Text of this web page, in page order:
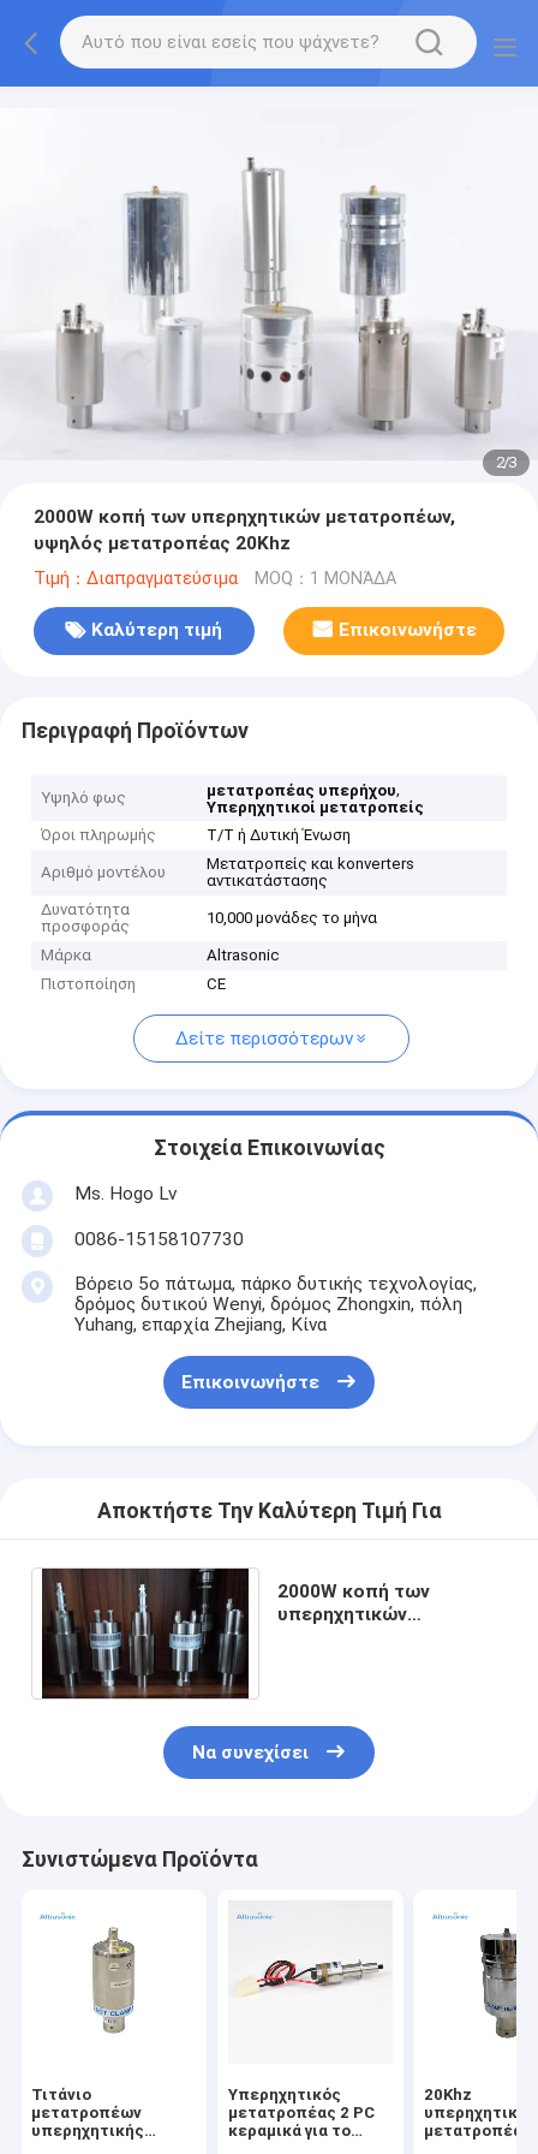
2/3
2000W κοπή των υπερηχητικών μετατροπέων,
υψηλός μετατροπέας 20Khz
Τιμή：Διαπραγματεύσιμα MOQ：1 ΜΟΝΆΔΑ
Καλύτερη τιμή Επικοινωνήστε
Περιγραφή Προϊόντων
Υψηλό φως μετατροπέας υπερήχου,
Υπερηχητικοί μετατροπείς
Όροι πληρωμής
T/T ή Δυτική Ένωση
Αριθμό μοντέλου
Μετατροπείς και konverters
αντικατάστασης
Δυνατότητα
προσφοράς
10,000 μονάδες το μήνα
Μάρκα
Altrasonic
Πιστοποίηση
CE
Δείτε περισσότερων
Στοιχεία Επικοινωνίας
Ms. Hogo Lv
0086-15158107730
Βόρειο 5ο πάτωμα, πάρκο δυτικής τεχνολογίας,
δρόμος δυτικού Wenyi, δρόμος Zhongxin, πόλη
Yuhang, επαρχία Zhejiang, Κίνα
Επικοινωνήστε
Αποκτήστε Την Καλύτερη Τιμή Για
2000W κοπή των
υπερηχητικών
Να συνεχίσει
Συνιστώμενα Προϊόντα
Τιτάνιο
μετατροπέων
υπερηχητικής
Υπερηχητικός
μετατροπέας 2 PC
κεραμικά για το
20Khz
υπερηχητικός
μετατροπέας